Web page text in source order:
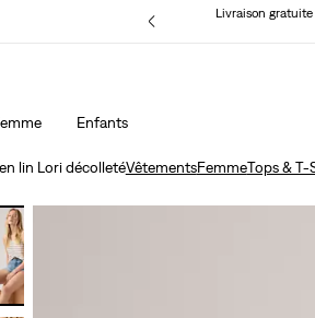
Livraison gratuite
Enfants
Unidays:
lin Lori décolletéVêtementsFemmeTops & T-